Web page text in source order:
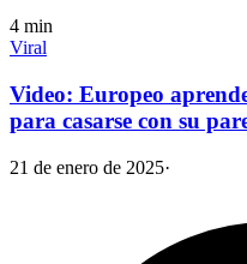
4 min
Viral
Video: Europeo
para casarse con su
21 de enero de 2025·